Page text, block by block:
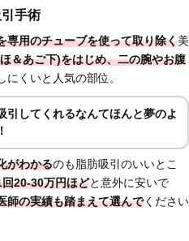
手術
専用のチューブを使って取り除く美
＆あご下)をはじめ、二の腕やお腹
にくいと人気の部位。
引してくれるなんてほんと夢のよ
がわかるのも脂肪吸引のいいとこ
20-30万円ほどと意外に安いで
師の実績も踏まえて選んでください